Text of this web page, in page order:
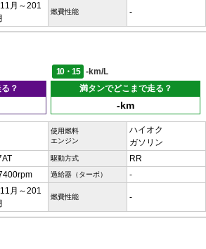
月～201
燃費性能 -
10・15
-km/L
？
満タンでどこまで走る？
-km
使用燃料
エンジン
ハイオク
ガソリン
駆動方式 RR
過給器（ターボ） -
月～201
燃費性能 -